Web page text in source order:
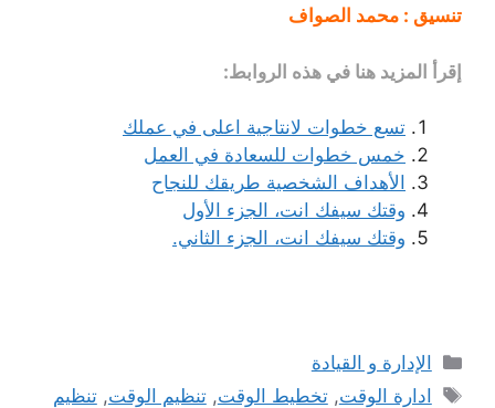
تنسيق : محمد الصواف
إقرأ المزيد هنا في هذه الروابط:
تسع خطوات لانتاجية اعلى في عملك
خمس خطوات للسعادة في العمل
الأهداف الشخصية طريقك للنجاح
وقتك سيفك انت، الجزء الأول
وقتك سيفك انت، الجزء الثاني.
التصنيفات
الإدارة و القيادة
الوسوم
ادارة الوقت,تخطيط الوقت,تنظيم الوقت,تنظيم